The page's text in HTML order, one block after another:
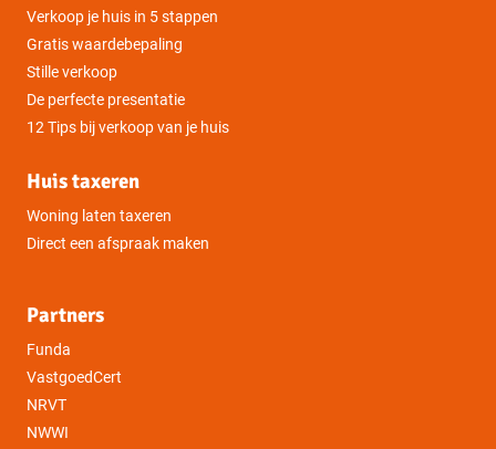
Verkoop je huis in 5 stappen
Gratis waardebepaling
Stille verkoop
De perfecte presentatie
12 Tips bij verkoop van je huis
Huis taxeren
Woning laten taxeren
Direct een afspraak maken
Partners
Funda
VastgoedCert
NRVT
NWWI